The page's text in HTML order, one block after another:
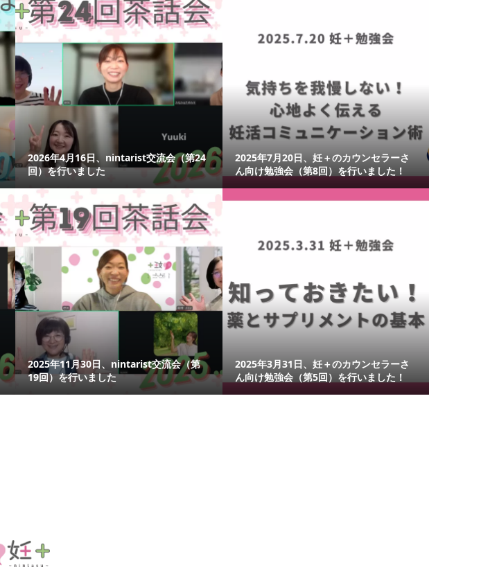
2026年4月16日、nintarist交流会（第24
回）を行いました
2025年7月20日、妊＋のカウンセラーさ
ん向け勉強会（第8回）を行いました！
2025年11月30日、nintarist交流会（第
19回）を行いました
2025年3月31日、妊＋のカウンセラーさ
ん向け勉強会（第5回）を行いました！